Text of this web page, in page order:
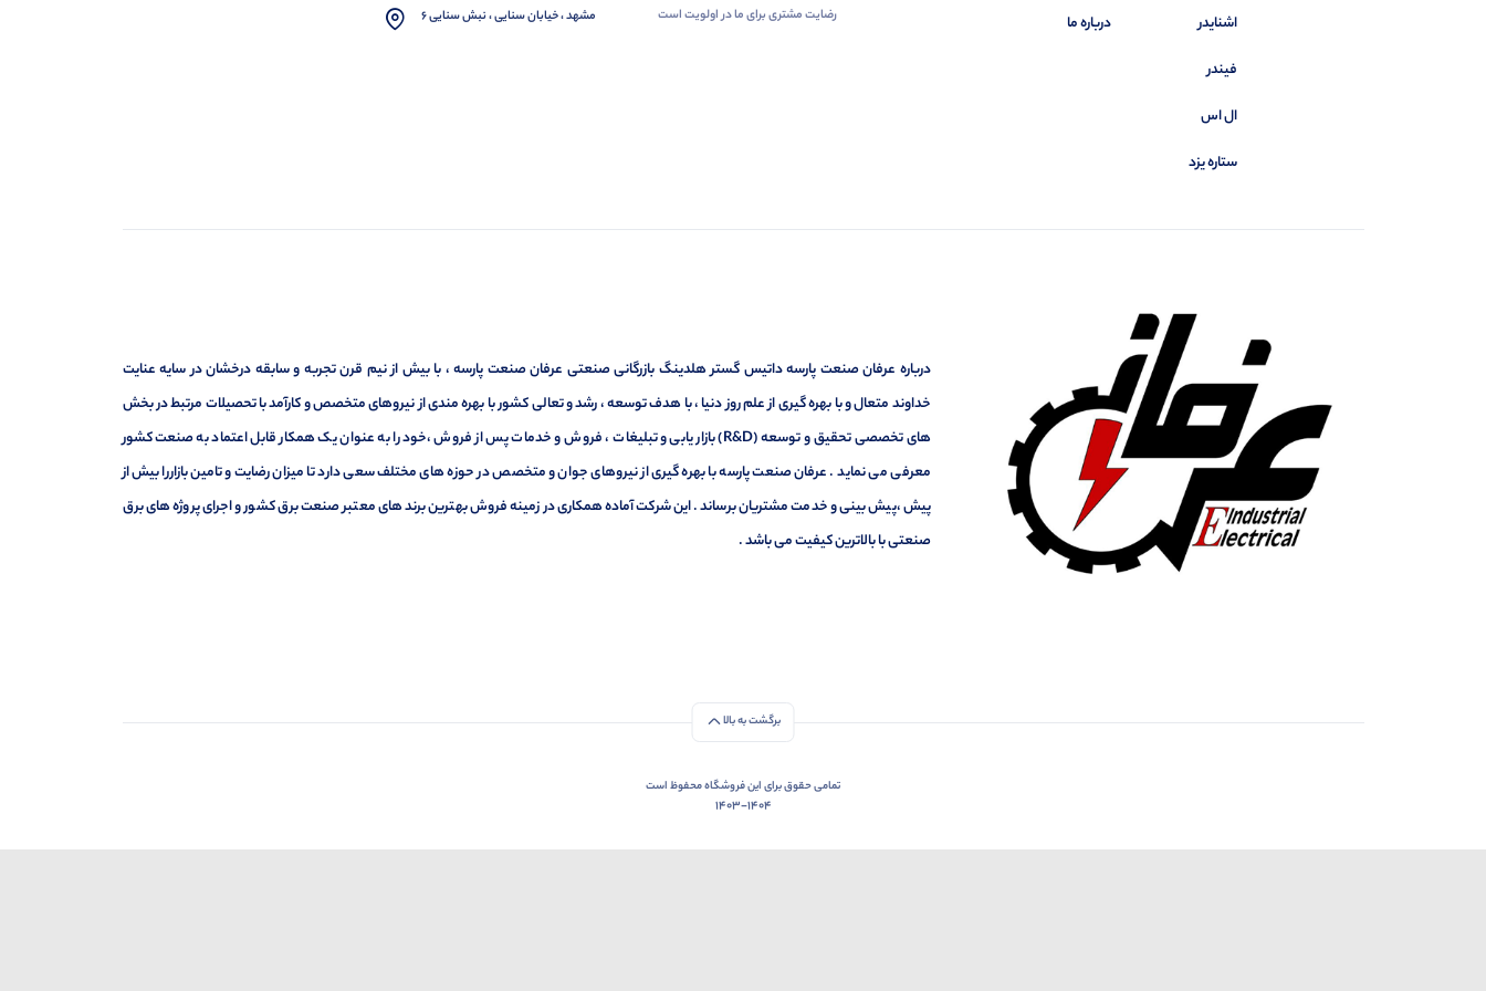
اشنایدر
فیندر
ال اس
ستاره یزد
درباره ما
رضایت مشتری برای ما در اولویت است
مشهد ، خیابان سنایی ، نبش سنایی 6
درباره عرفان صنعت پارسه داتیس گستر هلدینگ بازرگانی صنعتی عرفان صنعت پارسه ، با بیش از نیم قرن تجربه و سابقه درخشان در سایه عنایت
خداوند متعال و با بهره گیری از علم روز دنیا ، با هدف توسعه ، رشد و تعالی کشور با بهره مندی از نیروهای متخصص و کارآمد با تحصیلات مرتبط در بخش
های تخصصی تحقیق و توسعه (R&D) بازار یابی و تبلیغات ، فروش و خدمات پس از فروش ،خود را به عنوان یک همکار قابل اعتماد به صنعت کشور
معرفی می نماید . عرفان صنعت پارسه با بهره گیری از نیروهای جوان و متخصص در حوزه های مختلف سعی دارد تا میزان رضایت و تامین بازاررا بیش از
پیش ،پیش بینی و خدمت مشتریان برساند . این شرکت آماده همکاری در زمینه فروش بهترین برند های معتبر صنعت برق کشور و اجرای پروژه های برق
صنعتی با بالاترین کیفیت می باشد .
برگشت به بالا
تمامی حقوق برای این فروشگاه محفوظ است
1403-1404